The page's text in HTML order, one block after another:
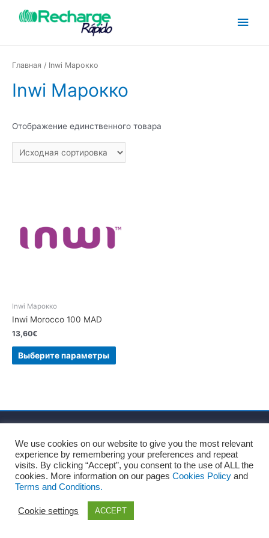
Главная / Inwi Марокко
Inwi Марокко
Отображение единственного товара
Inwi Марокко
Inwi Morocco 100 MAD
13,60€
Выберите параметры
Политика конфиденциальности
Политика файлов Cookie
Официальное уведомление
Блог Контакты
Copyright © 2026
We use cookies on our website to give you the most relevant
experience by remembering your preferences and repeat
visits. By clicking “Accept”, you consent to the use of ALL the
cookies. More information on our pages Cookies Policy and
Terms and Conditions.
Cookie settings ACCEPT